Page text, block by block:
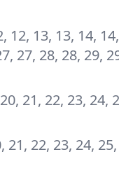
12, 13, 13, 14,
27, 28, 28, 29,
21, 22, 23, 24,
21, 22, 23, 24,